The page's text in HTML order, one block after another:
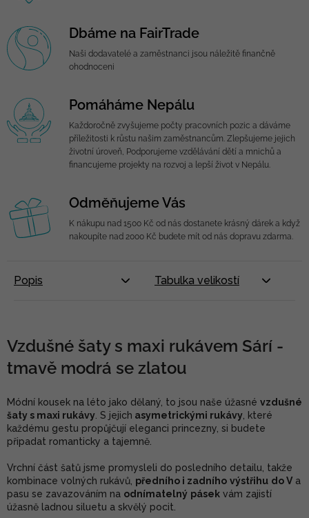
Dbáme na FairTrade
Naši dodavatelé a zaměstnanci jsou náležitě finančně
ohodnoceni
Pomáháme Nepálu
Každoročně zvyšujeme počty pracovních pozic a dáváme
příležitosti k růstu našim zaměstnancům. Zlepšujeme jejich
životní úroveň, Podporujeme vzdělávání dětí a mnichů a
financujeme projekty na rozvoj a lepší život v Nepálu.
Odměňujeme Vás
K nákupu nad 1500 Kč od nás dostanete krásný dárek a když
nakoupíte nad 2000 Kč budete mít od nás dopravu zdarma.
Popis Tabulka velikostí
Vzdušné šaty s maxi rukávem Sárí -
tmavě modrá se zlatou
Módní kousek na léto jako dělaný, to jsou naše úžasné vzdušné
šaty s maxi rukávy . S jejich asymetrickými rukávy , které
každému gestu propůjčují eleganci princezny, si budete
připadat romanticky a tajemně.
Vrchní část šatů jsme promysleli do posledního detailu, takže
kombinace volných rukávů, předního i zadního výstřihu do V a
pasu se zavazováním na odnímatelný pásek vám zajistí
úžasně ladnou siluetu a skvělý pocit.